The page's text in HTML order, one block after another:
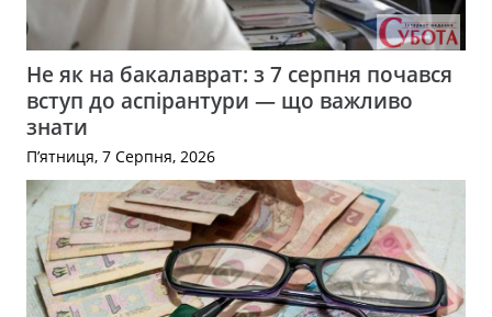
Не як на бакалаврат: з 7 серпня почався
вступ до аспірантури — що важливо
знати
П’ятниця, 7 Серпня, 2026